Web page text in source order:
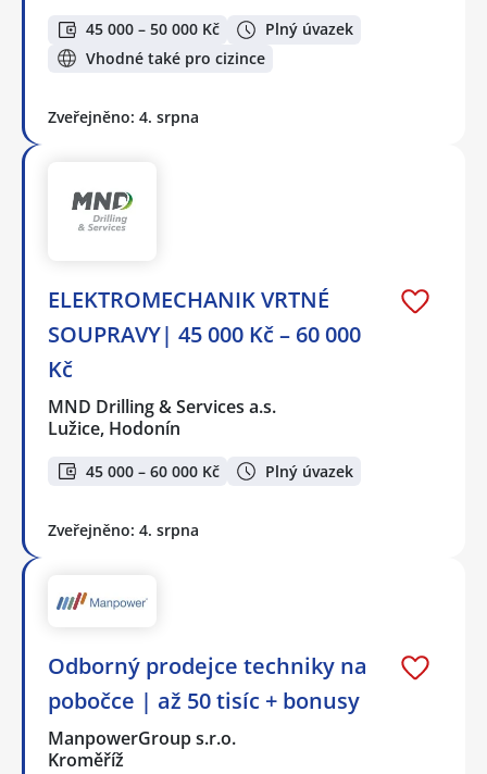
45 000 – 50 000 Kč
Plný úvazek
Vhodné také pro cizince
Zveřejněno: 4. srpna
ELEKTROMECHANIK VRTNÉ
SOUPRAVY| 45 000 Kč – 60 000
Kč
MND Drilling & Services a.s.
Lužice, Hodonín
45 000 – 60 000 Kč Plný úvazek
Zveřejněno: 4. srpna
Odborný prodejce techniky na
pobočce | až 50 tisíc + bonusy
ManpowerGroup s.r.o.
Kroměříž